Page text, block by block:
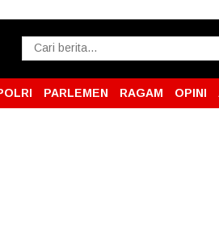
PARLEMEN RAGAM OPINI